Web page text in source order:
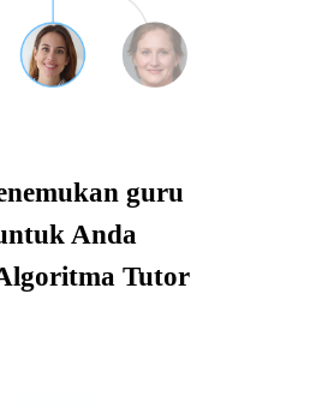
guru
Anda
Tutor